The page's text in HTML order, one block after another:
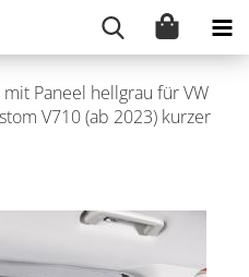
Paneel hellgrau für VW
V710 (ab 2023) kurzer